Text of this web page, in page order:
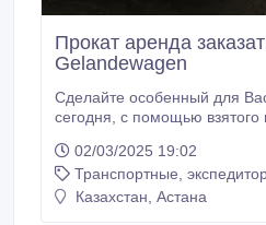
Прокат аренда
Gelandewagen
Сделайте особенный для
сегодня, с помощью взятого на прокат роскошного
возможное, чтобы предоставить Вам самые лучшие
впечатления от поездки на
Gelandewagen. Есть масса причин, по
02/03/2025 19:02
Транспортные,
Казахстан, Астана